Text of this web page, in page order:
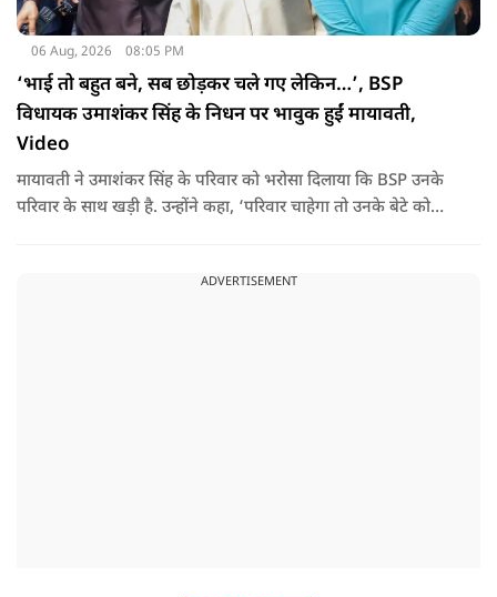
06 Aug, 2026 08:05 PM
‘भाई तो बहुत बने, सब छोड़कर चले गए लेकिन…’, BSP
विधायक उमाशंकर सिंह के निधन पर भावुक हुईं मायावती,
Video
मायावती ने उमाशंकर सिंह के परिवार को भरोसा दिलाया कि BSP उनके
परिवार के साथ खड़ी है. उन्होंने कहा, ‘परिवार चाहेगा तो उनके बेटे को
ADVERTISEMENT